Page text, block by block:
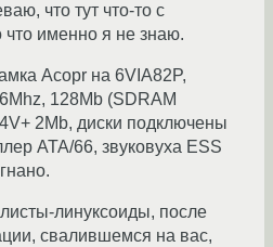
что тут что-то с
что именно я не знаю.
Acopr на 6VIA82P,
128Mb (SDRAM
2Mb, диски подключены
ATA/66, звуковуха ESS
линуксоиды, после
свалившемся на вас,